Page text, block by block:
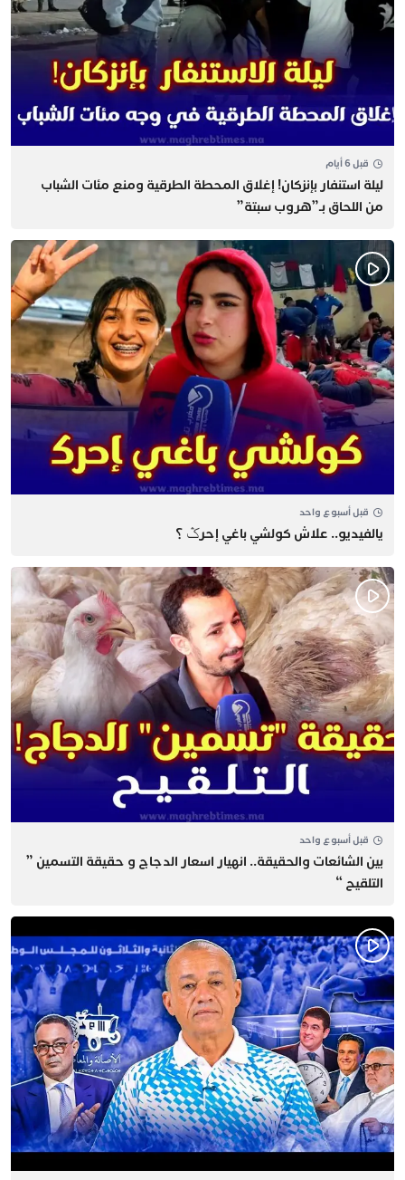
قبل 6 أيام
​ليلة استنفار بإنزكان! إغلاق المحطة الطرقية ومنع مئات الشباب
من اللحاق بـ”هروب سبتة”
قبل أسبوع واحد
يالفيديو.. علاش كولشي باغي إحرݣ ؟
قبل أسبوع واحد
بين الشائعات والحقيقة.. انهيار اسعار الدجاج و حقيقة التسمين ”
التلقيح “